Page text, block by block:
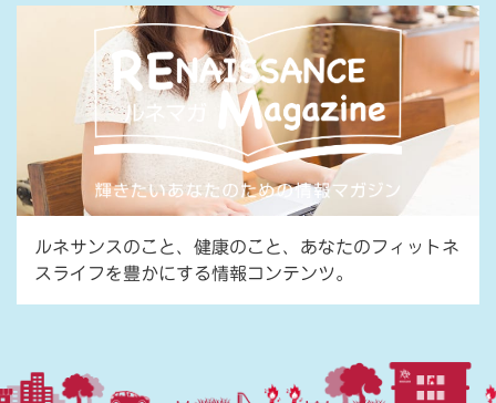
ルネサンスのこと、健康のこと、あなたのフィットネ
スライフを豊かにする情報コンテンツ。